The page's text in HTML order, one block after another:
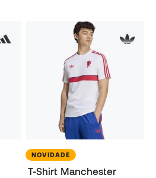
NOVIDADE
T-Shirt Manchester